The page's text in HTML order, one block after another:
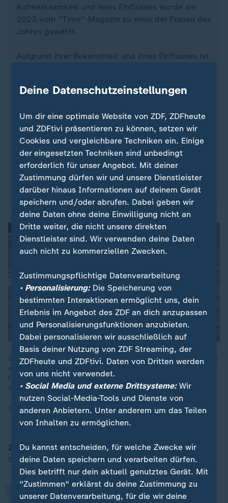
Aufmerksamkeit und ihres Einflusses wurde sie
2023 vom "Time"-Magazin zu einer der Frauen des
Jahres gewählt.
Aufgrund ihrer Bekanntheit und ihres Einflusses ist
Mord gedroht haben soll. Im Jahr 2021 wurde
Ein Jahr später, im Juli 2022, wurde ein
bewaffneter Mann vor ihrer Wohnung
festgenommen. 2023 ist sie nur knapp einem
weiteren Mordversuch entgangen, im Oktober
2025 sind zwei Männer wegen der Tat zu 25
Jahren Haft verurteilt worden.
Dieses Video existiert nicht (mehr).
Vor etwas mehr als einer Woche hat sich im Iran eine Studentin
aus Protest öffentlich ausgezogen. Und obwohl das Regime
härter durchgreift, kann es die Frauenbewegung nicht
zurückdrehen, glaubt Autorin Sahebi.
05.11.2024
ZDFheute:Wie bewerten Sie Baerbocks Konzept
feministischer Außenpolitik?
„
Deine Datenschutzeinstellungen
Um dir eine optimale Website von ZDF, ZDFheute
und ZDFtivi präsentieren zu können, setzen wir
Cookies und vergleichbare Techniken ein. Einige
der eingesetzten Techniken sind unbedingt
erforderlich für unser Angebot. Mit deiner
Zustimmung dürfen wir und unsere Dienstleister
darüber hinaus Informationen auf deinem Gerät
speichern und/oder abrufen. Dabei geben wir
deine Daten ohne deine Einwilligung nicht an
Dritte weiter, die nicht unsere direkten
Dienstleister sind. Wir verwenden deine Daten
auch nicht zu kommerziellen Zwecken.
Zustimmungspflichtige Datenverarbeitung
• Personalisierung:Die Speicherung von
bestimmten Interaktionen ermöglicht uns, dein
Erlebnis im Angebot des ZDF an dich anzupassen
und Personalisierungsfunktionen anzubieten.
Dabei personalisieren wir ausschließlich auf
Basis deiner Nutzung von ZDF Streaming, der
ZDFheute und ZDFtivi. Daten von Dritten werden
von uns nicht verwendet.
• Social Media und externe Drittsysteme:Wir
nutzen Social-Media-Tools und Dienste von
anderen Anbietern. Unter anderem um das Teilen
von Inhalten zu ermöglichen.
Du kannst entscheiden, für welche Zwecke wir
deine Daten speichern und verarbeiten dürfen.
Dies betrifft nur dein aktuell genutztes Gerät. Mit
"Zustimmen" erklärst du deine Zustimmung zu
unserer Datenverarbeitung, für die wir deine